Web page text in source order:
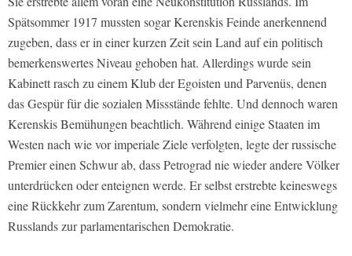
Spätsommer 1917 mussten sogar Kerenskis Feinde anerkennend
zugeben, dass er in einer kurzen Zeit sein Land auf ein politisch
bemerkenswertes Niveau gehoben hat. Allerdings wurde sein
Kabinett rasch zu einem Klub der Egoisten und Parvenüs, denen
das Gespür für die sozialen Missstände fehlte. Und dennoch waren
Kerenskis Bemühungen beachtlich. Während einige Staaten im
Westen nach wie vor imperiale Ziele verfolgten, legte der russische
Premier einen Schwur ab, dass Petrograd nie wieder andere Völker
unterdrücken oder enteignen werde. Er selbst erstrebte keineswegs
eine Rückkehr zum Zarentum, sondern vielmehr eine Entwicklung
Russlands zur parlamentarischen Demokratie.